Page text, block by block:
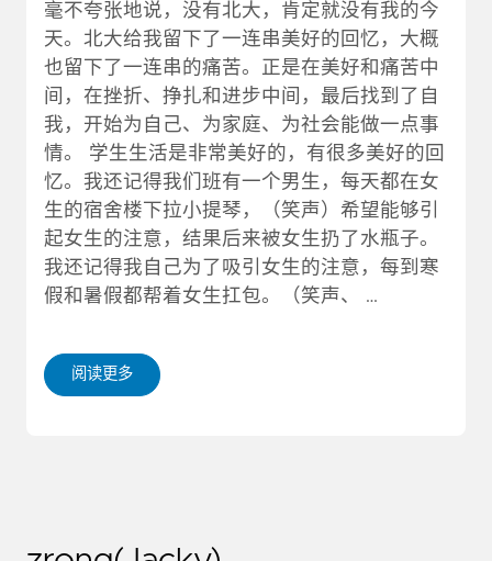
毫不夸张地说，没有北大，肯定就没有我的今
天。北大给我留下了一连串美好的回忆，大概
也留下了一连串的痛苦。正是在美好和痛苦中
间，在挫折、挣扎和进步中间，最后找到了自
我，开始为自己、为家庭、为社会能做一点事
情。 学生生活是非常美好的，有很多美好的回
忆。我还记得我们班有一个男生，每天都在女
生的宿舍楼下拉小提琴，（笑声）希望能够引
起女生的注意，结果后来被女生扔了水瓶子。
我还记得我自己为了吸引女生的注意，每到寒
假和暑假都帮着女生扛包。（笑声、 …
阅读更多